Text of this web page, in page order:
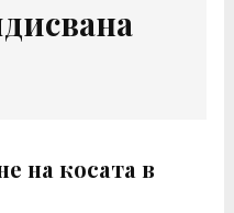
на косата в